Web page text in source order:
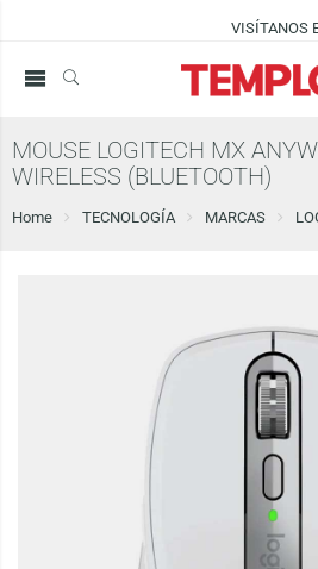
VISÍTANOS EN
MOUSE LOGITECH MX
WIRELESS (BLUETOOTH)
Home TECNOLOGÍA MARCAS